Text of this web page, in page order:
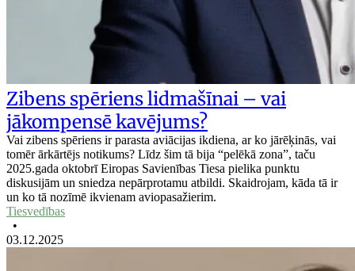
Zibens spēriens lidmašīnai – vai
jākompensē kavējums?
Vai zibens spēriens ir parasta aviācijas ikdiena, ar ko jārēķinās, vai
tomēr ārkārtējs notikums? Līdz šim tā bija “pelēkā zona”, taču
2025.gada oktobrī Eiropas Savienības Tiesa pielika punktu
diskusijām un sniedza nepārprotamu atbildi. Skaidrojam, kāda tā ir
un ko tā nozīmē ikvienam aviopasažierim.
Tiesvedības
•
03.12.2025